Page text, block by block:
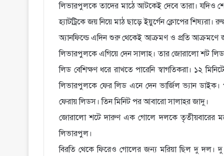
লিভারপুলকে তাদের মাঠে আটকেই দেবে তারা। যদিও
হ্যাটট্রিকে জয় নিয়ে মাঠ ছাড়ে ইয়ুর্গেন ক্লোপের
অ্যানফিল্ডে এদিন শুরু থেকেই আক্রমণ ও প্রতি আক্রমণে
লিভারপুলকে এগিয়ে দেন সালাহ। তার জোরালো শট
লিড বেশিক্ষণ ধরে রাখতে পারেনি স্বাগতিকরা। ১২
লিভারপুলকে ফের লিড এনে দেন ভার্জিল ভ্যান ডাইক।
ফেরায় লিডস। তিন মিনিট পর আবারো সালাহর জাদু।
জোরালো শটে দারুণ এক গোলে দলকে তৃতীয়বারের
লিভারপুল।
বিরতি থেকে ফিরেও গোলের জন্য মরিয়া ছিল দু দল।